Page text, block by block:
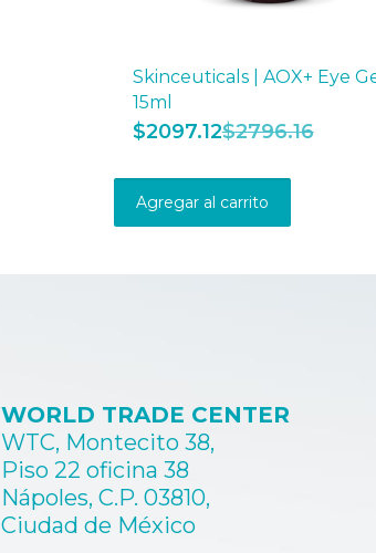
Skinceuticals | AOX+ Eye
15ml
$2097.12$2796.16
Agregar al carrito
WORLD TRADE CENTER
WTC, Montecito 38,
Piso 22 oficina 38
Nápoles, C.P. 03810,
Ciudad de México